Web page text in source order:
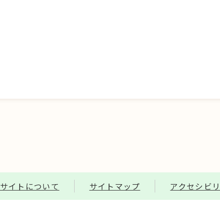
イトについて サイトマップ アクセシビ